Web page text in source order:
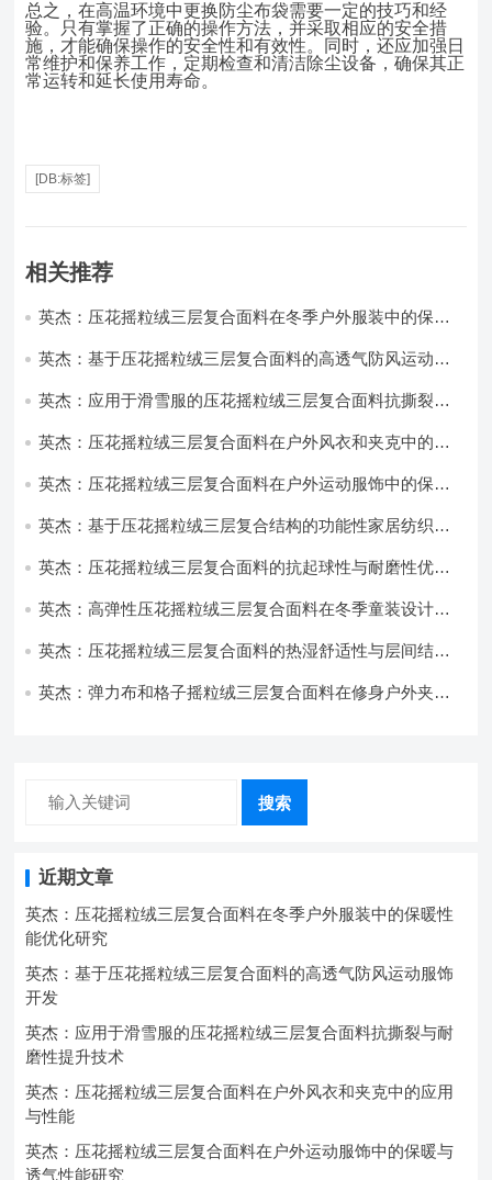
总之，在高温环境中更换防尘布袋需要一定的技巧和经
验。只有掌握了正确的操作方法，并采取相应的安全措
施，才能确保操作的安全性和有效性。同时，还应加强日
常维护和保养工作，定期检查和清洁除尘设备，确保其正
常运转和延长使用寿命。
[DB:标签]
相关推荐
英杰：压花摇粒绒三层复合面料在冬季户外服装中的保暖
英杰：基于压花摇粒绒三层复合面料的高透气防风运动服
英杰：应用于滑雪服的压花摇粒绒三层复合面料抗撕裂与
英杰：压花摇粒绒三层复合面料在户外风衣和夹克中的应
英杰：压花摇粒绒三层复合面料在户外运动服饰中的保暖
英杰：基于压花摇粒绒三层复合结构的功能性家居纺织品
英杰：压花摇粒绒三层复合面料的抗起球性与耐磨性优化
英杰：高弹性压花摇粒绒三层复合面料在冬季童装设计中
英杰：压花摇粒绒三层复合面料的热湿舒适性与层间结合
英杰：弹力布和格子摇粒绒三层复合面料在修身户外夹克
搜索
近期文章
英杰：压花摇粒绒三层复合面料在冬季户外服装中的保暖性
能优化研究
英杰：基于压花摇粒绒三层复合面料的高透气防风运动服饰
开发
英杰：应用于滑雪服的压花摇粒绒三层复合面料抗撕裂与耐
磨性提升技术
英杰：压花摇粒绒三层复合面料在户外风衣和夹克中的应用
与性能
英杰：压花摇粒绒三层复合面料在户外运动服饰中的保暖与
透气性能研究